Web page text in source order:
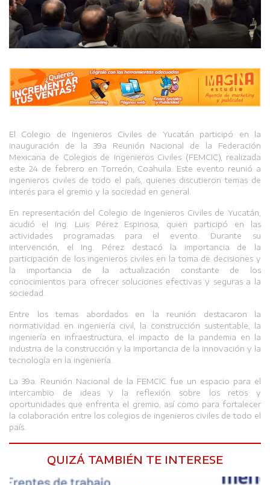
El Colegio de Ingenieros Civiles de Yucatán participó en la
inauguración de la 39a Reunión Nacional de la Federación
Mexicana de Colegios de Ingenieros Civiles (FEMCIC), realizada
este 24 de febrero en Torreón, Coahuila. Este evento reunió a
ingenieros civiles de todo el país, quienes discutieron temas de
interés para el gremio y la sociedad en general.
En representación del Colegio de Ingenieros Civiles de Yucatán,
acudió el Ing. Luis Pérez Espinosa, quien participó en las
actividades programadas para el evento. Durante su
intervención, el Ing. Pérez destacó la importancia de la
participación de los ingenieros civiles en la toma de decisiones y
la importancia de la actualización constante de los
conocimientos para ofrecer soluciones efectivas y seguras a la
sociedad.
Entre los temas abordados en la reunión destacaron la
normatividad en ingeniería civil, la construcción sustentable, la
ingeniería en infraestructura, el impacto de la pandemia en la
industria de la construcción y la importancia de la innovación y la
tecnología en la ingeniería.
La 39a. Reunión Nacional de la FEMCIC fue un espacio para el
intercambio de ideas y la reflexión sobre los retos y
oportunidades que enfrenta el gremio, así como para fortalecer
la colaboración entre los colegios de ingenieros civiles de todo el
país.
QUIZÁ TAMBIÉN TE INTERESE